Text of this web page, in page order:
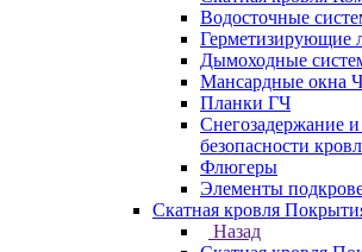
Водосточные
Герметизирующие
Дымоходные
Мансардные окна
Планки ГЧ
Снегозадержание
безопасности
Флюгеры
Элементы
Скатная кровля
Назад